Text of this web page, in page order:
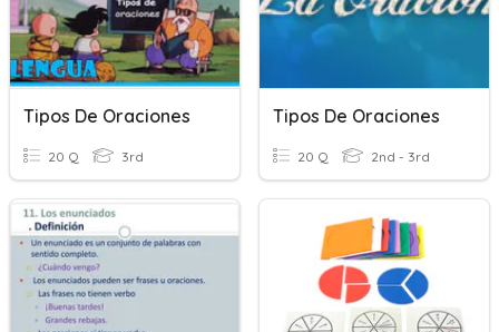
Tipos De Oraciones
20 Q 3rd
Tipos De Oraciones
20 Q 2nd - 3rd